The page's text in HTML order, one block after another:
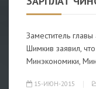
Заместитель
Шимкив заявил,
Минэкономики,
15-ИЮН-2015